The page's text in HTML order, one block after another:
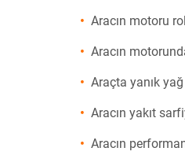
Aracın motoru
Aracın
Araçta yanık
Aracın yakıt
Aracın